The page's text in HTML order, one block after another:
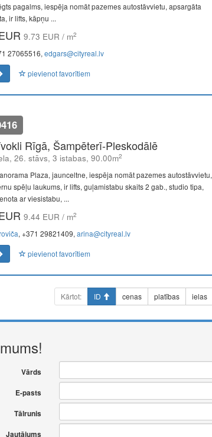
pagalms, iespēja nomāt pazemes autostāvvietu, apsargāta
ir lifts, kāpņu ...
9.73 EUR / m2
27065516, edgars@cityreal.lv
pievienot favorītiem
Rīgā, Šampēterī-Pleskodālē
26. stāvs, 3 istabas, 90.00m2
Plaza, jaunceltne, iespēja nomāt pazemes autostāvvietu,
spēļu laukums, ir lifts, guļamistabu skaits 2 gab., studio tipa,
ar viesistabu, ...
9.44 EUR / m2
, +371 29821409, arina@cityreal.lv
pievienot favorītiem
Kārtot: ID cenas platības ielas
Vārds
E-pasts
Tālrunis
Jautājums